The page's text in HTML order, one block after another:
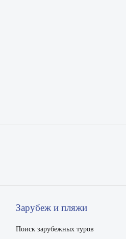
Зарубеж и пляжи
Поиск зарубежных туров